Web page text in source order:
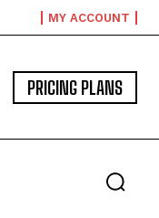
MY ACCOUNT
PRICING PLANS